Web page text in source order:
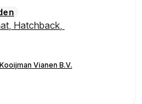
, Hatchback,
Vianen B.V.